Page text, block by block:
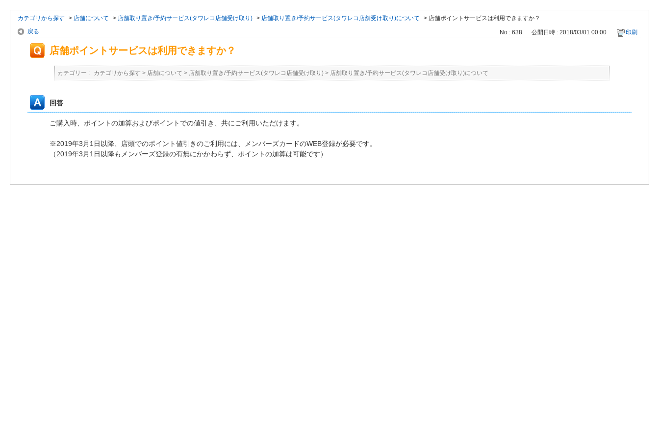
カテゴリから探す > 店舗について > 店舗取り置き/予約サービス(タワレコ店舗受け取り) > 店舗取り置き/予約サービス(タワレコ店舗受け取り)について > 店舗ポイントサービスは利用できますか？
戻る
No : 638 公開日時 : 2018/03/01 00:00 印刷
店舗ポイントサービスは利用できますか？
カテゴリー : カテゴリから探す > 店舗について > 店舗取り置き/予約サービス(タワレコ店舗受け取り) > 店舗取り置き/予約サービス(タワレコ店舗受け取り)について
回答
ご購入時、ポイントの加算およびポイントでの値引き、共にご利用いただけます。
※2019年3月1日以降、店頭でのポイント値引きのご利用には、メンバーズカードのWEB登録が必要です。
（2019年3月1日以降もメンバーズ登録の有無にかかわらず、ポイントの加算は可能です）